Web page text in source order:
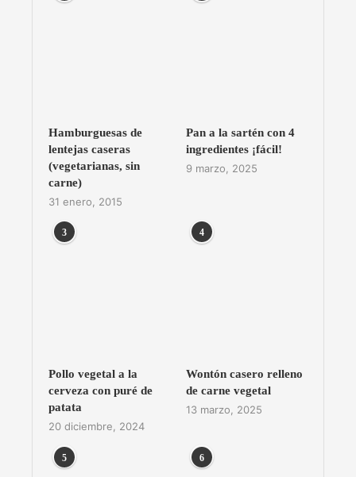
Hamburguesas de
lentejas caseras
(vegetarianas, sin
carne)
31 enero, 2015
Pan a la sartén con 4
ingredientes ¡fácil!
9 marzo, 2025
3
Pollo vegetal a la
cerveza con puré de
patata
20 diciembre, 2024
4
Wontón casero relleno
de carne vegetal
13 marzo, 2025
5 6